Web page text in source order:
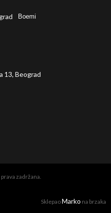
Boemi
zadržana.
SklepaoMarko na brzaka